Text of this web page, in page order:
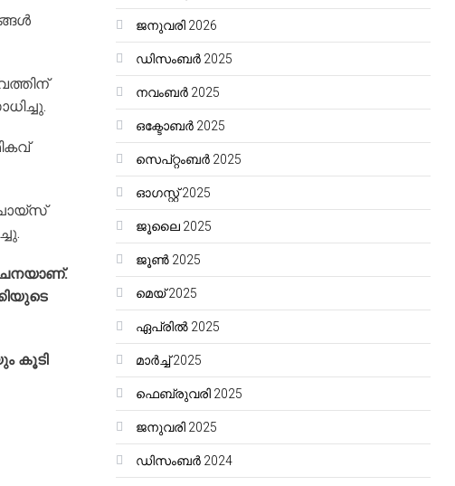
ചോയ്‌സ്
കൂടി
ജനുവരി 2026
ഡിസംബർ 2025
നവംബർ 2025
ഒക്ടോബർ 2025
സെപ്റ്റംബർ 2025
ഓഗസ്റ്റ്‌ 2025
ജൂലൈ 2025
ജൂൺ 2025
മെയ്‌ 2025
ഏപ്രിൽ 2025
മാർച്ച്‌ 2025
ഫെബ്രുവരി 2025
ജനുവരി 2025
ഡിസംബർ 2024